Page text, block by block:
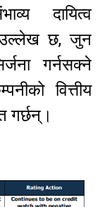
दायित्व
छ, जुन
गर्नसक्ने
वित्तीय
गर्छन्।